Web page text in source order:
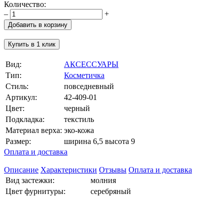
Количество:
–
+
Добавить в корзину
Купить в 1 клик
Вид:
АКСЕССУАРЫ
Тип:
Косметичка
Стиль:
повседневный
Артикул:
42-409-01
Цвет:
черный
Подкладка:
текстиль
Материал верха: эко-кожа
Размер:
ширина 6,5 высота 9
Оплата и доставка
Описание Характеристики Отзывы Оплата и доставка
Вид застежки:
молния
Цвет фурнитуры:
серебряный